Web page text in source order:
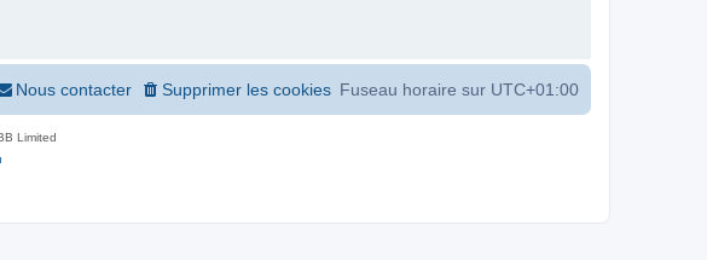
Fuseau horaire sur UTC+01:00
Supprimer les cookies
Nous contacter
Limited